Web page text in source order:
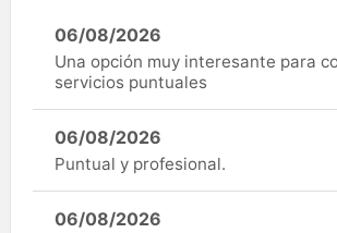
06/08/2026
Una opción muy interesante para
servicios puntuales
06/08/2026
Puntual y profesional.
06/08/2026